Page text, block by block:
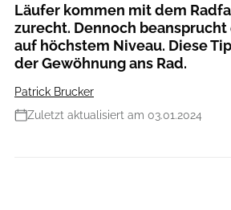
Läufer kommen mit dem
zurecht. Dennoch beansprucht
auf höchstem Niveau. Diese
der Gewöhnung ans Rad.
Patrick Brucker
Zuletzt aktualisiert am 03.01.2024